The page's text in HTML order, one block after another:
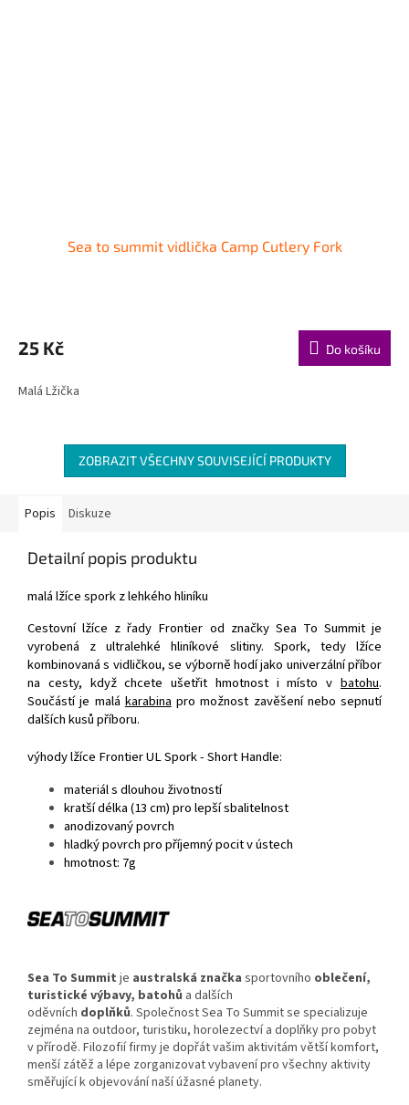
Sea to summit vidlička Camp Cutlery Fork
25 Kč Do košíku
Malá Lžička
ZOBRAZIT VŠECHNY SOUVISEJÍCÍ PRODUKTY
Popis Diskuze
Detailní popis produktu
malá lžíce spork z lehkého hliníku
Cestovní lžíce z řady Frontier od značky Sea To Summit je
vyrobená z ultralehké hliníkové slitiny. Spork, tedy lžíce
kombinovaná s vidličkou, se výborně hodí jako univerzální příbor
na cesty, když chcete ušetřit hmotnost i místo v batohu.
Součástí je malá karabina pro možnost zavěšení nebo sepnutí
dalších kusů příboru.
výhody lžíce Frontier UL Spork - Short Handle:
materiál s dlouhou životností
kratší délka (13 cm) pro lepší sbalitelnost
anodizovaný povrch
hladký povrch pro příjemný pocit v ústech
hmotnost: 7g
Sea To Summit je australská značka sportovního oblečení,
turistické výbavy, batohů a dalších
oděvních doplňků. Společnost Sea To Summit se specializuje
zejména na outdoor, turistiku, horolezectví a doplňky pro pobyt
v přírodě. Filozofií firmy je dopřát vašim aktivitám větší komfort,
menší zátěž a lépe zorganizovat vybavení pro všechny aktivity
směřující k objevování naší úžasné planety.